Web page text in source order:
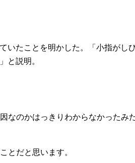
いたことを明かした。「小指がし
と説明。
なのかはっきりわからなかったみ
とだと思います。